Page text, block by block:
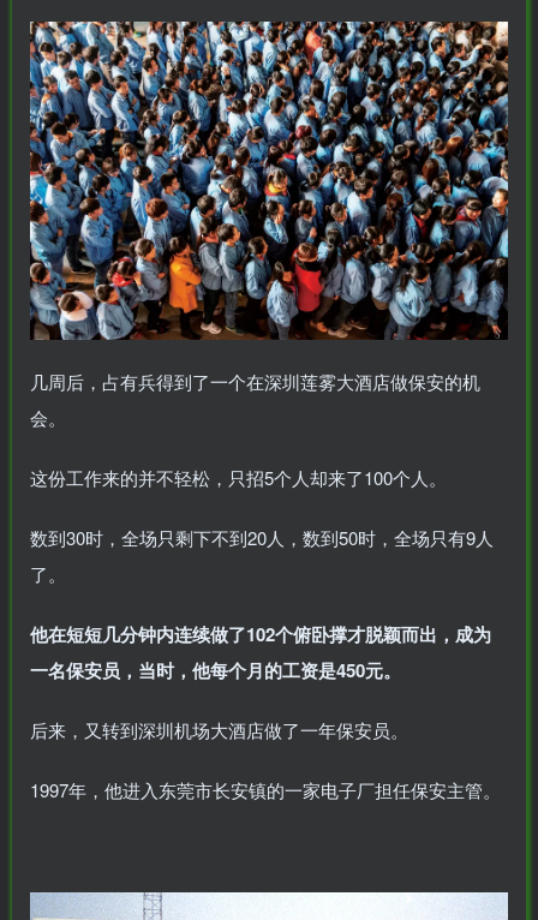
几周后，占有兵得到了一个在深圳莲雾大酒店做保安的机
会。
这份工作来的并不轻松，只招5个人却来了100个人。
数到30时，全场只剩下不到20人，数到50时，全场只有9人
了。
他在短短几分钟内连续做了102个俯卧撑才脱颖而出，成为
一名保安员，当时，他每个月的工资是450元。
后来，又转到深圳机场大酒店做了一年保安员。
1997年，他进入东莞市长安镇的一家电子厂担任保安主管。